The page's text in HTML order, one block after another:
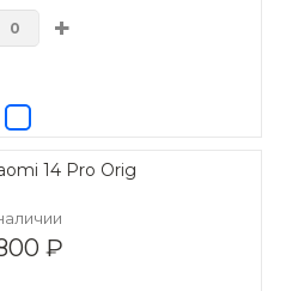
+
14 Pro Orig
₽